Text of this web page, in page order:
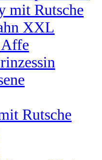
mit Rutsche
XXL
Rutsche